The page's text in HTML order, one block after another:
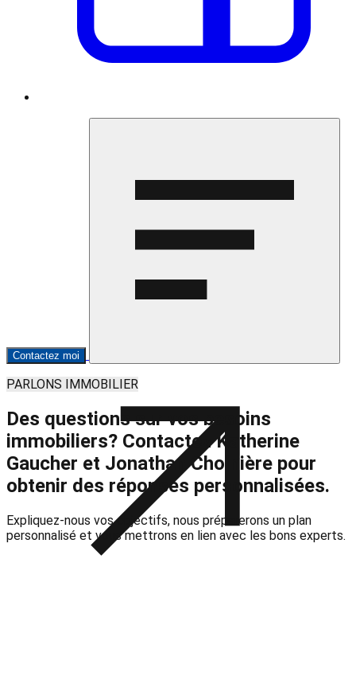
Contactez moi
PARLONS IMMOBILIER
Des questions sur vos besoins
immobiliers? ContactezKatherine
Gaucher et Jonathan Choinière pour
obtenir des réponses personnalisées.
Expliquez-nous vos objectifs, nous préparerons un plan
personnalisé et vous mettrons en lien avec les bons experts.